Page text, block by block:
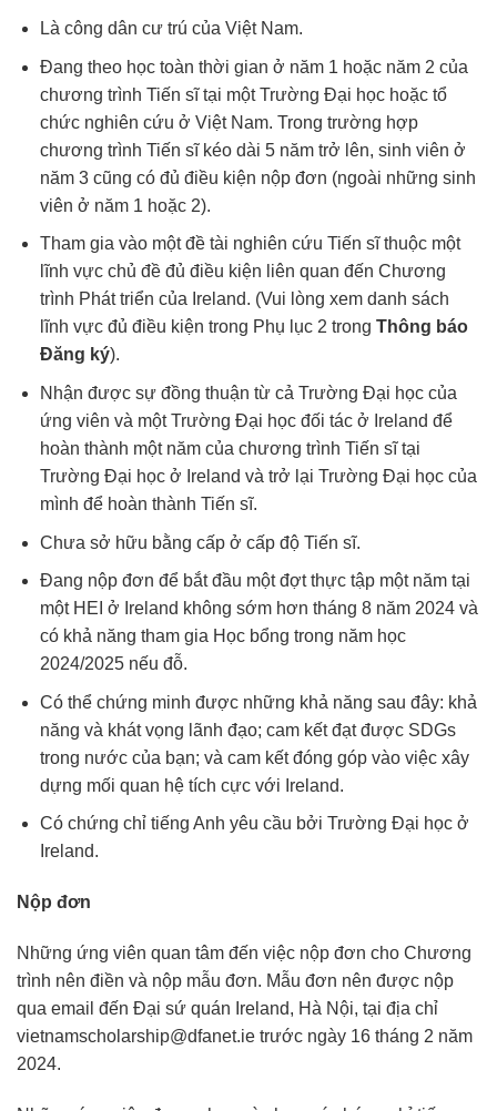
Là công dân cư trú của Việt Nam.
Đang theo học toàn thời gian ở năm 1 hoặc năm 2 của
chương trình Tiến sĩ tại một Trường Đại học hoặc tổ
chức nghiên cứu ở Việt Nam. Trong trường hợp
chương trình Tiến sĩ kéo dài 5 năm trở lên, sinh viên ở
năm 3 cũng có đủ điều kiện nộp đơn (ngoài những sinh
viên ở năm 1 hoặc 2).
Tham gia vào một đề tài nghiên cứu Tiến sĩ thuộc một
lĩnh vực chủ đề đủ điều kiện liên quan đến Chương
trình Phát triển của Ireland. (Vui lòng xem danh sách
lĩnh vực đủ điều kiện trong Phụ lục 2 trong Thông báo
Đăng ký).
Nhận được sự đồng thuận từ cả Trường Đại học của
ứng viên và một Trường Đại học đối tác ở Ireland để
hoàn thành một năm của chương trình Tiến sĩ tại
Trường Đại học ở Ireland và trở lại Trường Đại học của
mình để hoàn thành Tiến sĩ.
Chưa sở hữu bằng cấp ở cấp độ Tiến sĩ.
Đang nộp đơn để bắt đầu một đợt thực tập một năm tại
một HEI ở Ireland không sớm hơn tháng 8 năm 2024 và
có khả năng tham gia Học bổng trong năm học
2024/2025 nếu đỗ.
Có thể chứng minh được những khả năng sau đây: khả
năng và khát vọng lãnh đạo; cam kết đạt được SDGs
trong nước của bạn; và cam kết đóng góp vào việc xây
dựng mối quan hệ tích cực với Ireland.
Có chứng chỉ tiếng Anh yêu cầu bởi Trường Đại học ở
Ireland.
Nộp đơn
Những ứng viên quan tâm đến việc nộp đơn cho Chương
trình nên điền và nộp mẫu đơn. Mẫu đơn nên được nộp
qua email đến Đại sứ quán Ireland, Hà Nội, tại địa chỉ
vietnamscholarship@dfanet.ie trước ngày 16 tháng 2 năm
2024.